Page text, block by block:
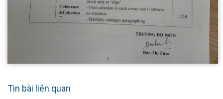
Tin bài liên quan